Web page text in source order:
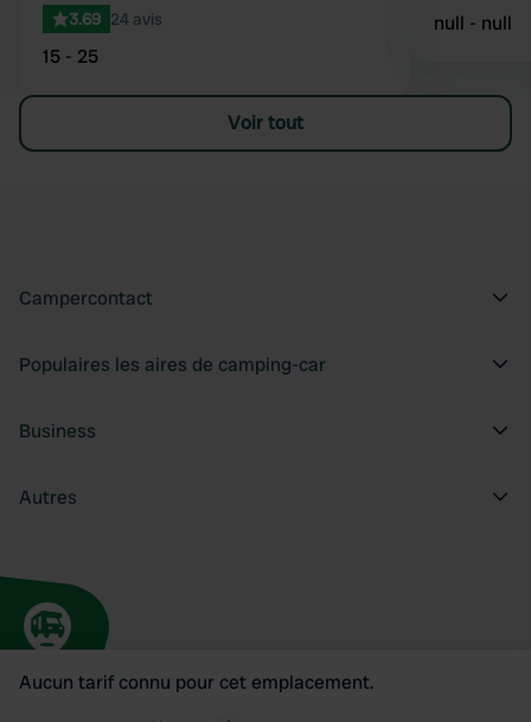
Aucun tarif connu pour cet emplacement.
3.69 24 avis
15 - 25
null - null
Voir tout
Campercontact
Populaires les aires de camping-car
Business
Autres